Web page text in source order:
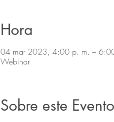
Hora
04 mar 2023, 4:00 p. m. –
Webinar
Sobre este Evento